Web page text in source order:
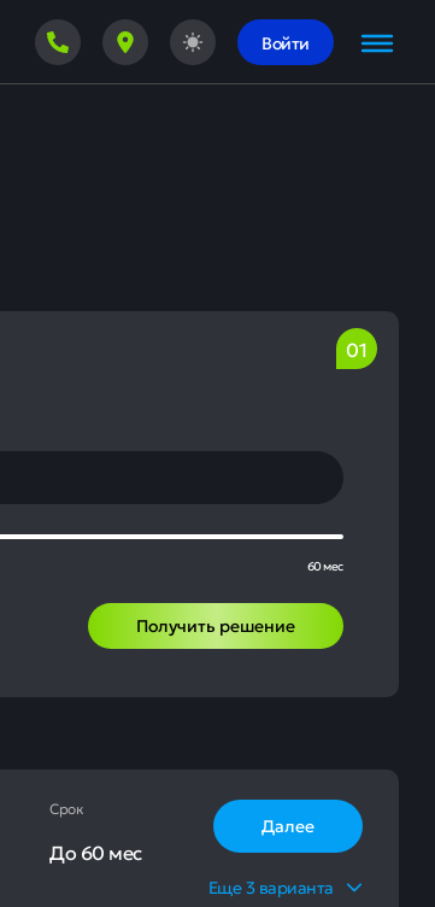
Войти
60 мес
Получить решение
Срок
До60 мес
Далее
Еще3 варианта